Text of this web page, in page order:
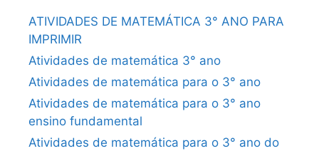
ATIVIDADES DE MATEMÁTICA 3° ANO PARA
IMPRIMIR
Atividades de matemática 3° ano
Atividades de matemática para o 3° ano
Atividades de matemática para o 3° ano
ensino fundamental
Atividades de matemática para o 3° ano do